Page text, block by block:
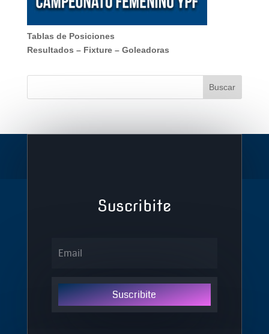
Tablas de Posiciones
Resultados – Fixture– Goleadoras
Suscribite
Suscribite